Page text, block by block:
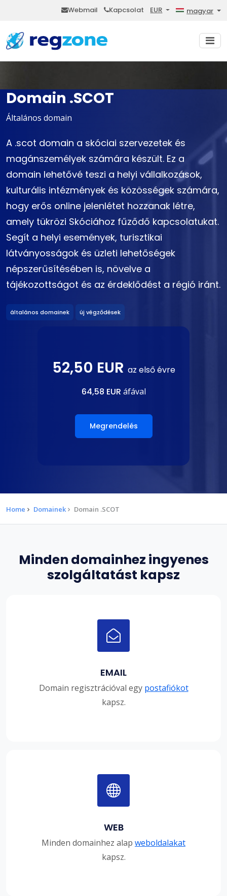
Webmail Kapcsolat EUR magyar
Domain .SCOT
Általános domain
A .scot domain a skóciai szervezetek és
magánszemélyek számára készült. Ez a
domain lehetővé teszi a helyi vállalkozások,
kulturális intézmények és közösségek számára,
hogy erős online jelenlétet hozzanak létre,
amely tükrözi Skóciához fűződő kapcsolatukat.
Segít a helyi események, turisztikai
látványosságok és üzleti lehetőségek
népszerűsítésében is, növelve a
tájékozottságot és az érdeklődést a régió iránt.
általános domainek új végződések
52,50 EUR az első évre
64,58 EUR áfával
Megrendelés
Home Domainek Domain .SCOT
Minden domainhez ingyenes
szolgáltatást kapsz
EMAIL
Domain regisztrációval egy postafiókot
kapsz.
WEB
Minden domainhez alap weboldalakat
kapsz.